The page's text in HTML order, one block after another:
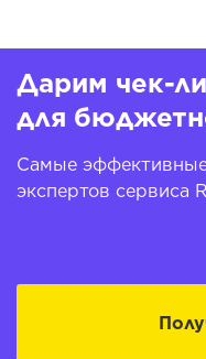
Дарим чек-
для
Самые
экспертов сервиса